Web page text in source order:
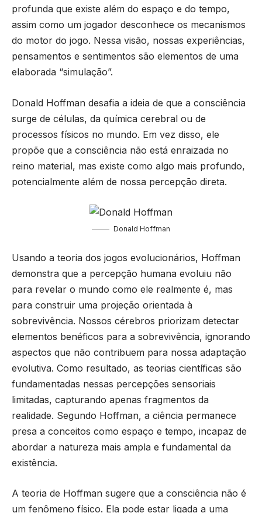
profunda que existe além do espaço e do tempo,
assim como um jogador desconhece os mecanismos
do motor do jogo. Nessa visão, nossas experiências,
pensamentos e sentimentos são elementos de uma
elaborada “simulação”.
Donald Hoffman desafia a ideia de que a consciência
surge de células, da química cerebral ou de
processos físicos no mundo. Em vez disso, ele
propõe que a consciência não está enraizada no
reino material, mas existe como algo mais profundo,
potencialmente além de nossa percepção direta.
Donald Hoffman
Usando a teoria dos jogos evolucionários, Hoffman
demonstra que a percepção humana evoluiu não
para revelar o mundo como ele realmente é, mas
para construir uma projeção orientada à
sobrevivência. Nossos cérebros priorizam detectar
elementos benéficos para a sobrevivência, ignorando
aspectos que não contribuem para nossa adaptação
evolutiva. Como resultado, as teorias científicas são
fundamentadas nessas percepções sensoriais
limitadas, capturando apenas fragmentos da
realidade. Segundo Hoffman, a ciência permanece
presa a conceitos como espaço e tempo, incapaz de
abordar a natureza mais ampla e fundamental da
existência.
A teoria de Hoffman sugere que a consciência não é
um fenômeno físico. Ela pode estar ligada a uma